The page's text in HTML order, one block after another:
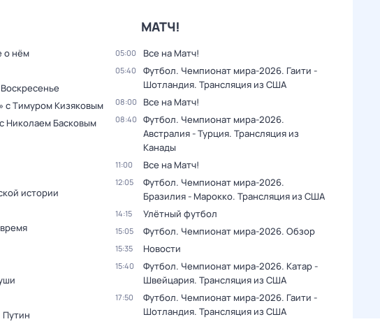
о нём
с Тимуром Кизяковым
Николаем Басковым
истории
Путин
МАТЧ!
05:00 Все на Матч!
05:40
Футбол. Чемпионат мира-2026. Гаити -
Шотландия. Трансляция из США
08:00 Все на Матч!
08:40
Футбол. Чемпионат мира-2026.
Австралия - Турция. Трансляция из
Канады
11:00 Все на Матч!
12:05
Футбол. Чемпионат мира-2026.
Бразилия - Марокко. Трансляция из США
14:15 Улётный футбол
15:05 Футбол. Чемпионат мира-2026. Обзор
15:35 Новости
15:40
Футбол. Чемпионат мира-2026. Катар -
Швейцария. Трансляция из США
17:50
Футбол. Чемпионат мира-2026. Гаити -
Шотландия. Трансляция из США